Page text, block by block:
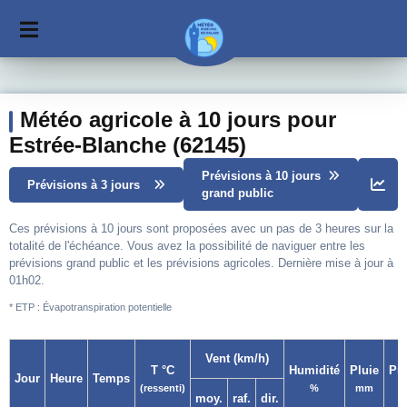
Météo agricole à 10 jours pour
Estrée-Blanche (62145)
Prévisions à 3 jours
Prévisions à 10 jours
grand public
Ces prévisions à 10 jours sont proposées avec un pas de 3 heures sur la
totalité de l'échéance. Vous avez la possibilité de naviguer entre les
prévisions grand public et les prévisions agricoles. Dernière mise à jour à
01h02.
* ETP : Évapotranspiration potentielle
Jour Heure Temps
T °C
(ressenti)
Vent (km/h)
Humidité
%
Pluie
mm
moy. raf. dir.